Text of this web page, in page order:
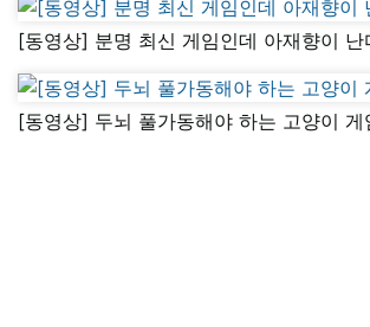
[동영상] 분명 최신 게임인데 아재향이 난
[동영상] 두뇌 풀가동해야 하는 고양이 게